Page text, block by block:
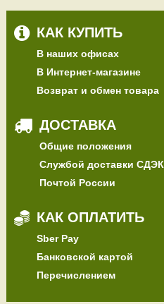
КАК КУПИТЬ
В наших офисах
В Интернет-магазине
Возврат и обмен товара
ДОСТАВКА
Общие положения
Службой доставки СДЭК
Почтой России
КАК ОПЛАТИТЬ
Sber Pay
Банковской картой
Перечислением